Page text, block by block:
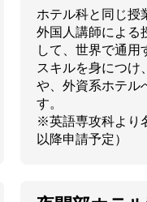
ホテル科と同じ授
外国人講師による
して、世界で通用
スキルを身につけ
や、外資系ホテル
す。
※英語専攻科より
以降申請予定）